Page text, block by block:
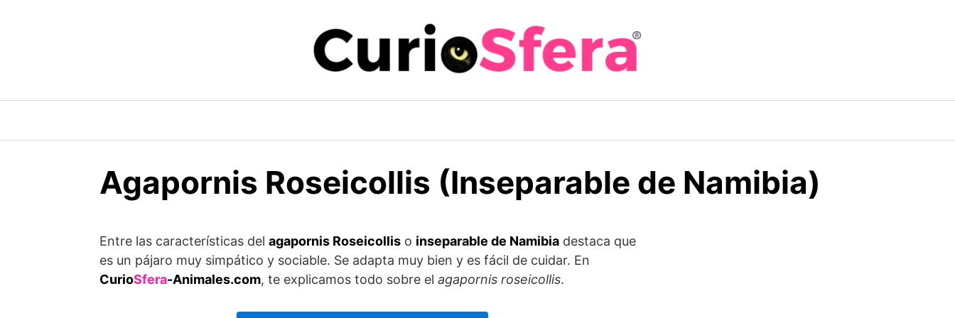
Agapornis Roseicollis (Inseparable de Namibia)
Entre las características del agapornis Roseicollis o inseparable de Namibia destaca que
es un pájaro muy simpático y sociable. Se adapta muy bien y es fácil de cuidar. En
CurioSfera-Animales.com, te explicamos todo sobre el agapornis roseicollis.